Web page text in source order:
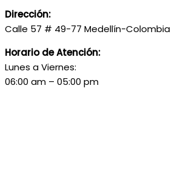
Dirección:
Calle 57 # 49-77 Medellín-Colombia
Horario de Atención:
Lunes a Viernes:
06:00 am – 05:00 pm